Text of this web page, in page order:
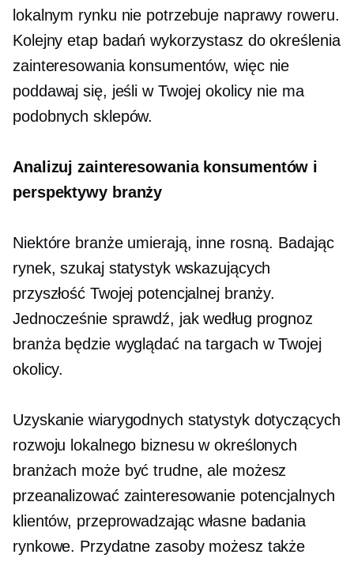
lokalnym rynku nie potrzebuje naprawy roweru.
Kolejny etap badań wykorzystasz do określenia
zainteresowania konsumentów, więc nie
poddawaj się, jeśli w Twojej okolicy nie ma
podobnych sklepów.
Analizuj zainteresowania konsumentów i
perspektywy branży
Niektóre branże umierają, inne rosną. Badając
rynek, szukaj statystyk wskazujących
przyszłość Twojej potencjalnej branży.
Jednocześnie sprawdź, jak według prognoz
branża będzie wyglądać na targach w Twojej
okolicy.
Uzyskanie wiarygodnych statystyk dotyczących
rozwoju lokalnego biznesu w określonych
branżach może być trudne, ale możesz
przeanalizować zainteresowanie potencjalnych
klientów, przeprowadzając własne badania
rynkowe. Przydatne zasoby możesz także